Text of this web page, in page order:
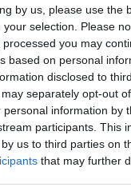
by us, please use the
selection. Please
you may
based on personal
disclosed to
separately opt-out
personal information by
participants. This
us to third parties on
that may further
Hozzászólások